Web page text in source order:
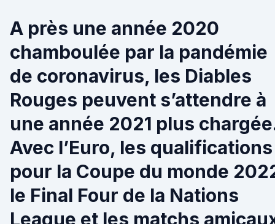
A près une année 2020
chamboulée par la pandémie
de coronavirus, les Diables
Rouges peuvent s’attendre à
une année 2021 plus
Avec l’Euro, les qualifications
pour la Coupe du monde
le Final Four de la Nations
League et les matchs